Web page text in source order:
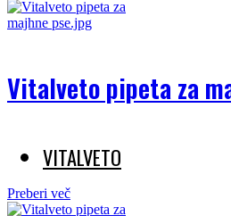
Vitalveto pipeta za
VITALVETO
Preberi več